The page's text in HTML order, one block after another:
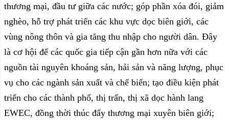
thương mại, đầu tư giữa các nước; góp phần xóa đói, giảm
nghèo, hỗ trợ phát triển các khu vực dọc biên giới, các
vùng nông thôn và gia tăng thu nhập cho người dân. Đây
là cơ hội để các quốc gia tiếp cận gần hơn nữa với các
nguồn tài nguyên khoáng sản, hải sản và năng lượng, phục
vụ cho các ngành sản xuất và chế biến; tạo điều kiện phát
triển cho các thành phố, thị trấn, thị xã dọc hành lang
EWEC, đồng thời thúc đẩy thương mại xuyên biên giới;